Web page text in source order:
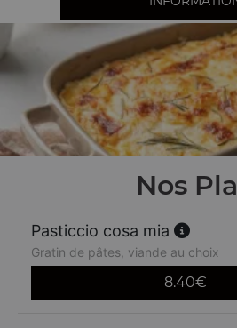
Nos
Pasticcio cosa mia
Gratin de pâtes, viande au choix
8.40€